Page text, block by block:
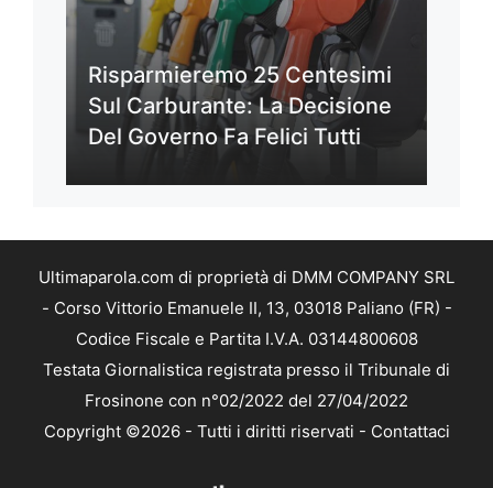
Risparmieremo 25 Centesimi
Sul Carburante: La Decisione
Del Governo Fa Felici Tutti
Ultimaparola.com di proprietà di DMM COMPANY SRL
- Corso Vittorio Emanuele II, 13, 03018 Paliano (FR) -
Codice Fiscale e Partita I.V.A. 03144800608
Testata Giornalistica registrata presso il Tribunale di
Frosinone con n°02/2022 del 27/04/2022
Copyright ©2026 - Tutti i diritti riservati - Contattaci